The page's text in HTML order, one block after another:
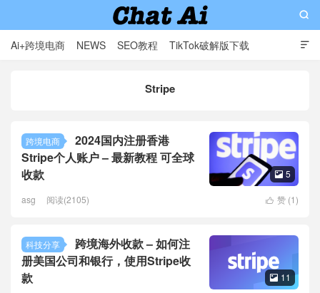

Ai+跨境电商 NEWS SEO教程 TikTok破解版下载

Stripe
跨境电商
2024国内注册香港
Stripe个人账户 – 最新教程 可全球
收款
 5
 赞 (1)
asg 阅读(2105)
科技分享
跨境海外收款 – 如何注
册美国公司和银行，使用Stripe收
款
 11